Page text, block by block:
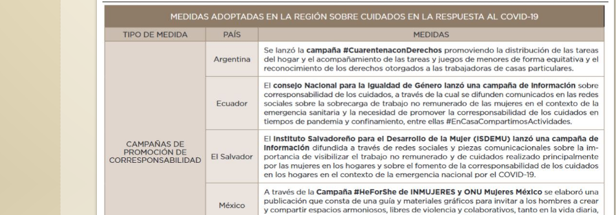
Octubre: un mes de lucha y
esperanza femenina
Octubre nos invita individual y
colectivamente a mirar hacia
adentro y hacia afuera, a...
Cuidado con los
hormonales
Los disruptores
cosméticos son
químicas como
ftalatos y...